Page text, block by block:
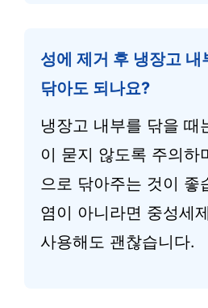
성에 제거 후 냉장고 내
닦아도 되나요?
냉장고 내부를 닦을 때
이 묻지 않도록 주의하
으로 닦아주는 것이 좋
염이 아니라면 중성세
사용해도 괜찮습니다.